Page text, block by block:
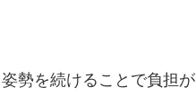
勢を続けることで負担が